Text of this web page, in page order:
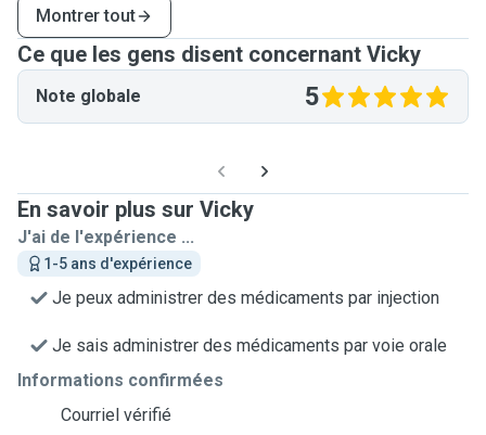
Montrer tout
Ce que les gens disent concernant Vicky
Note globale 5
En savoir plus sur Vicky
J'ai de l'expérience ...
1-5 ans d'expérience
Je peux administrer des médicaments par injection
Je sais administrer des médicaments par voie orale
Informations confirmées
Courriel vérifié